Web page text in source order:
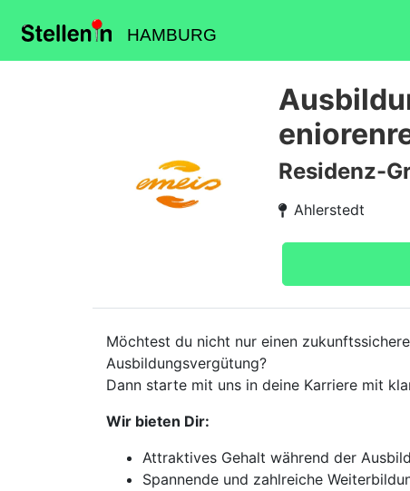
HAMBURG
Residenz-
Ahlerstedt
Möchtest du nicht nur einen
Ausbildungsvergütung?
Dann starte mit uns in deine Karriere mit
Wir bieten Dir:
Attraktives Gehalt während der
Spannende und zahlreiche